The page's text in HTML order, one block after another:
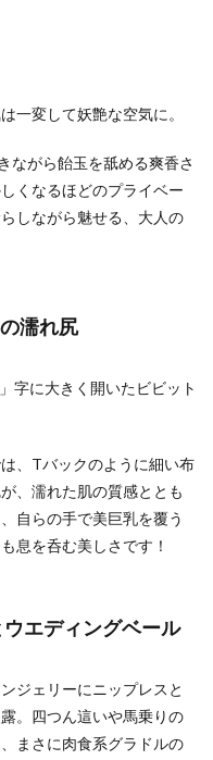
一変して妖艶な空気に。
ながら飴玉を舐める爽香さ
くなるほどのプライベー
しながら魅せる、大人の
濡れ尻
字に大きく開いたビビット
、Tバックのように細い布
、濡れた肌の質感ととも
自らの手で美巨乳を覆う
息を呑む美しさです！
エディングベール
ジェリーにニップレスと
。四つん這いや馬乗りの
まさに肉食系グラドルの